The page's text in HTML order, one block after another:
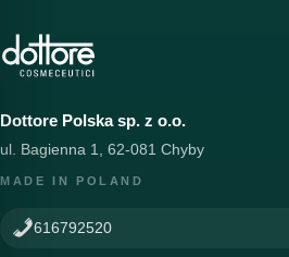
Dottore Polska sp. z o.o.
ul. Bagienna 1, 62-081 Chyby
MADE IN POLAND
616792520